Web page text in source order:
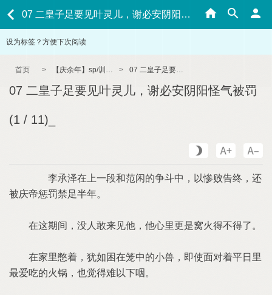
07 二皇子足要见叶灵儿，谢必安阴阳怪气被罚 (1 / 11)_
设为标签？方便下次阅读
首页 > 【庆余年】sp/训诫/管教 短篇合集 > 07 二皇子足要见叶灵儿，谢必安阴阳怪气被罚 (1 / 11)_
07 二皇子足要见叶灵儿，谢必安阴阳怪气被罚
(1 / 11)_
李承泽在上一段和范闲的争斗中，以惨败告终，还
被庆帝惩罚禁足半年。
在这期间，没人敢来见他，他心里更是窝火得不得了。
在家里憋着，犹如困在笼中的小兽，即使面对着平日里
最爱吃的火锅，也觉得难以下咽。